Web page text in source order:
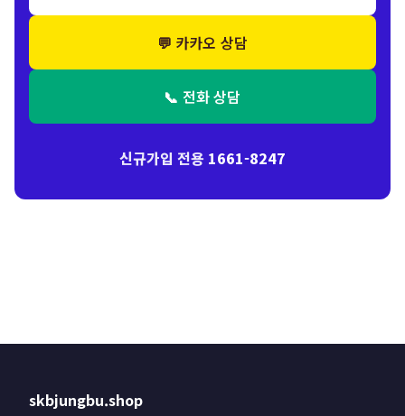
💬 카카오 상담
📞 전화 상담
신규가입 전용 1661-8247
skbjungbu.shop